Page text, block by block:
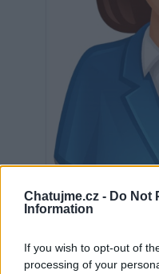
Chatujme.cz - Do Not
Information
If you wish to opt-out of
processing of your
Neověřeno